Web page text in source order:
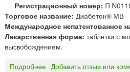
е
т
к
и
2
Регистрационный номер: П
Торговое название: Диабетон® МВ
Международное непатентованное
Лекарственная форма: таблетки с
высвобождением.
Подробнее Добавить отзыв или